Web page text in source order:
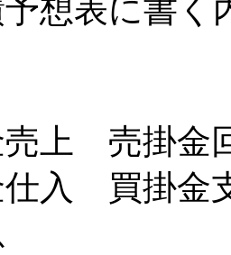
想表に書く
上 売掛金
入 買掛